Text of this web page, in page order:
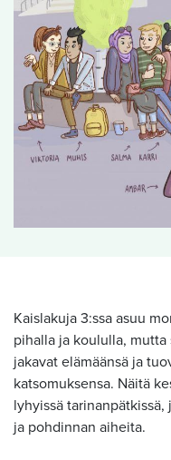
Kaislakuja 3:ssa asuu
pihalla ja koululla, mutta
jakavat elämäänsä ja
katsomuksensa. Näitä
lyhyissä
ja pohdinnan aiheita.